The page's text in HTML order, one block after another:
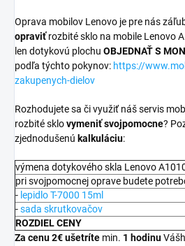
Oprava mobilov Lenovo je pre nás
opraviť rozbité sklo na mobile Lenovo
len dotykovú plochu OBJEDNAŤ S
podľa týchto pokynov: https://
zakupenych-dielov
Rozhodujete sa či využiť náš servis
rozbité sklovymeniť svojpomocne?
zjednodušenú kalkuláciu:
výmena dotykového skla Lenovo
pri svojpomocnej oprave budete
- lepidlo T-7000 15ml
-sada skrutkovačov
ROZDIEL CENY
Za cenu 2€ ušetríte min. 1 hodinu